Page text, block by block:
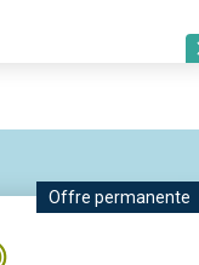
Offre permanente